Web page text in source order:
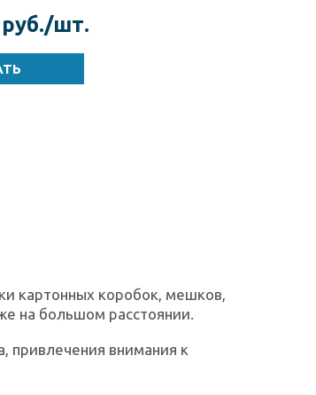
шт.
картонных коробок, мешков,
на большом расстоянии.
привлечения внимания к